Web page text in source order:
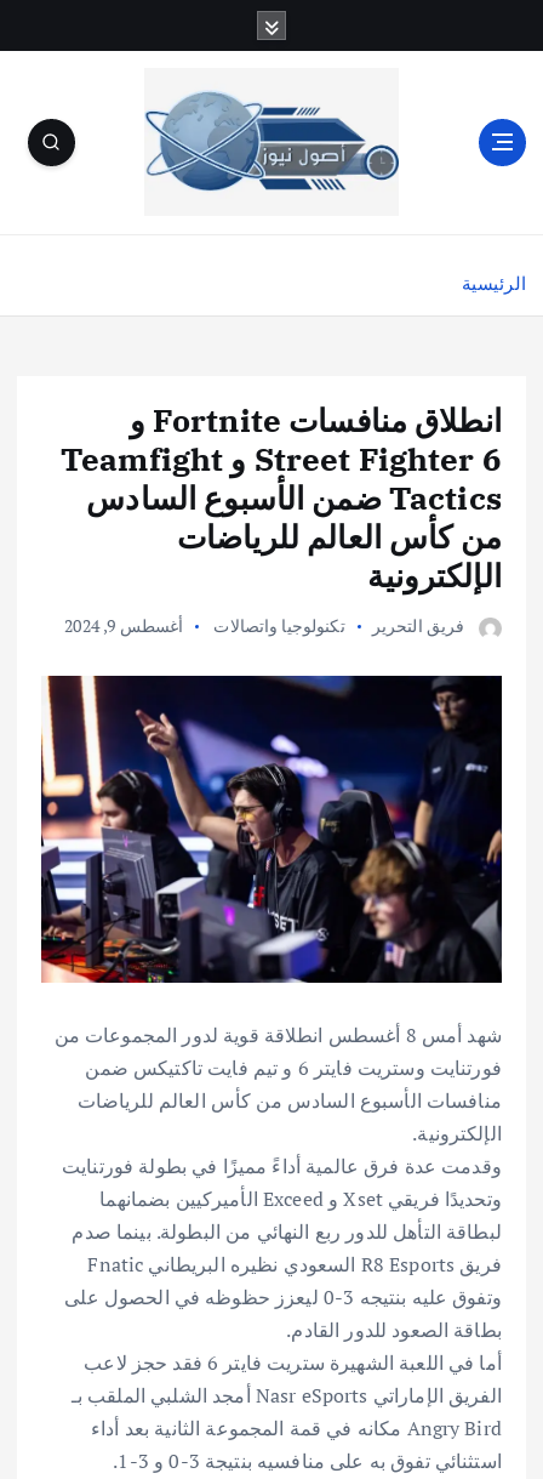
ل
الرئيسية
انطلاق منافسات Fortnite و
Street Fighter 6 و Teamfight
Tactics ضمن الأسبوع السادس
من كأس العالم للرياضات
الإلكترونية
فريق التحرير تكنولوجيا واتصالات أغسطس 9, 2024
شهد أمس 8 أغسطس انطلاقة قوية لدور المجموعات من
فورتنايت وستريت فايتر 6 و تيم فايت تاكتيكس ضمن
منافسات الأسبوع السادس من كأس العالم للرياضات
الإلكترونية.
وقدمت عدة فرق عالمية أداءً مميزًا في بطولة فورتنايت
وتحديدًا فريقي Xset و Exceed الأميركيين بضمانهما
لبطاقة التأهل للدور ربع النهائي من البطولة. بينما صدم
فريق R8 Esports السعودي نظيره البريطاني Fnatic
وتفوق عليه بنتيجه 3-0 ليعزز حظوظه في الحصول على
بطاقة الصعود للدور القادم.
أما في اللعبة الشهيرة ستريت فايتر 6 فقد حجز لاعب
الفريق الإماراتي Nasr eSports أمجد الشلبي الملقب بـ
Angry Bird مكانه في قمة المجموعة الثانية بعد أداء
استثنائي تفوق به على منافسيه بنتيجة 3-0 و 3-1.